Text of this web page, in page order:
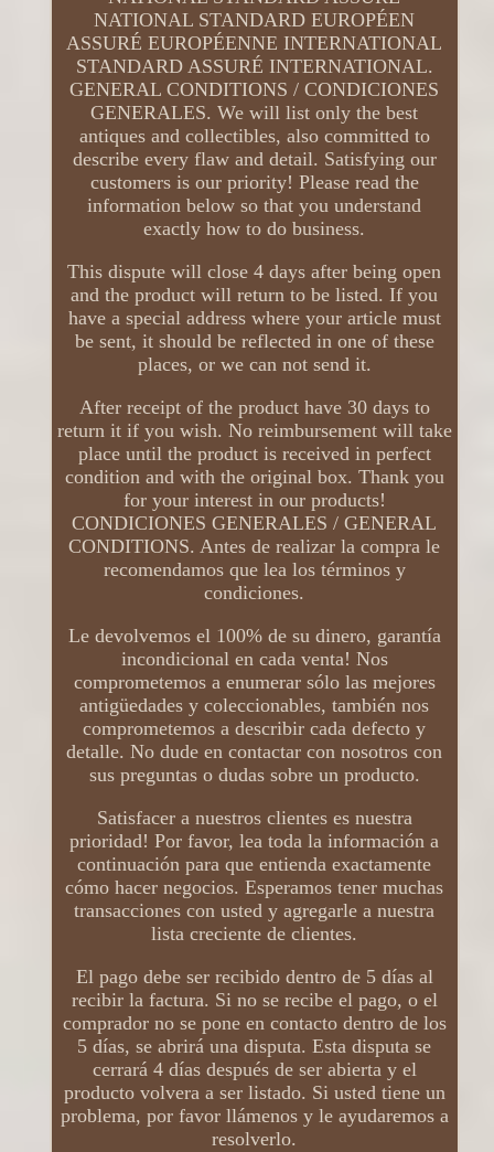
NATIONAL STANDARD EUROPÉEN
ASSURÉ EUROPÉENNE INTERNATIONAL
STANDARD ASSURÉ INTERNATIONAL.
GENERAL CONDITIONS / CONDICIONES
GENERALES. We will list only the best
antiques and collectibles, also committed to
describe every flaw and detail. Satisfying our
customers is our priority! Please read the
information below so that you understand
exactly how to do business.
This dispute will close 4 days after being open
and the product will return to be listed. If you
have a special address where your article must
be sent, it should be reflected in one of these
places, or we can not send it.
After receipt of the product have 30 days to
return it if you wish. No reimbursement will take
place until the product is received in perfect
condition and with the original box. Thank you
for your interest in our products!
CONDICIONES GENERALES / GENERAL
CONDITIONS. Antes de realizar la compra le
recomendamos que lea los términos y
condiciones.
Le devolvemos el 100% de su dinero, garantía
incondicional en cada venta! Nos
comprometemos a enumerar sólo las mejores
antigüedades y coleccionables, también nos
comprometemos a describir cada defecto y
detalle. No dude en contactar con nosotros con
sus preguntas o dudas sobre un producto.
Satisfacer a nuestros clientes es nuestra
prioridad! Por favor, lea toda la información a
continuación para que entienda exactamente
cómo hacer negocios. Esperamos tener muchas
transacciones con usted y agregarle a nuestra
lista creciente de clientes.
El pago debe ser recibido dentro de 5 días al
recibir la factura. Si no se recibe el pago, o el
comprador no se pone en contacto dentro de los
5 días, se abrirá una disputa. Esta disputa se
cerrará 4 días después de ser abierta y el
producto volvera a ser listado. Si usted tiene un
problema, por favor llámenos y le ayudaremos a
resolverlo.